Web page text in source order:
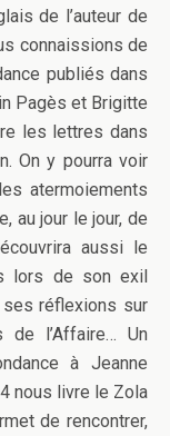
de l’auteur de
connaissions de
publiés dans
Pagès et Brigitte
les lettres dans
On y pourra voir
atermoiements
au jour le jour, de
aussi le
lors de son exil
réflexions sur
de l’Affaire… Un
à Jeanne
nous livre le Zola
de rencontrer,